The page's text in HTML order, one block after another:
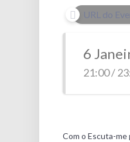
URL do
6
21:00 /
Com o Escuta-